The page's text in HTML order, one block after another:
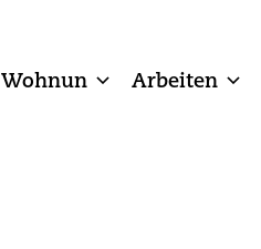
Wohnun Arbeiten